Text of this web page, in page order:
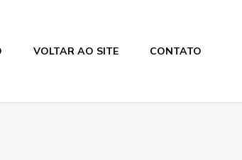
VOLTAR AO SITE CONTATO